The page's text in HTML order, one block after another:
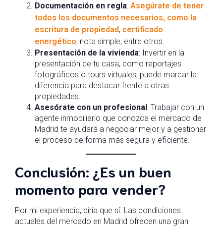
Documentación en regla: Asegúrate de tener
todos los documentos necesarios, como la
escritura de propiedad, certificado
energético, nota simple, entre otros.
Presentación de la vivienda: Invertir en la
presentación de tu casa, como reportajes
fotográficos o tours virtuales, puede marcar la
diferencia para destacar frente a otras
propiedades.
Asesórate con un profesional : Trabajar con un
agente inmobiliario que conozca el mercado de
Madrid te ayudará a negociar mejor y a gestionar
el proceso de forma más segura y eficiente.
Conclusión: ¿Es un buen
momento para vender?
Por mi experiencia, diría que sí. Las condiciones
actuales del mercado en Madrid ofrecen una gran